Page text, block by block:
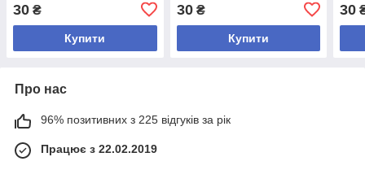
30 ₴
Купити
30₴
Купити
30
Про нас
96% позитивних з 225 відгуків за рік
Працює з 22.02.2019